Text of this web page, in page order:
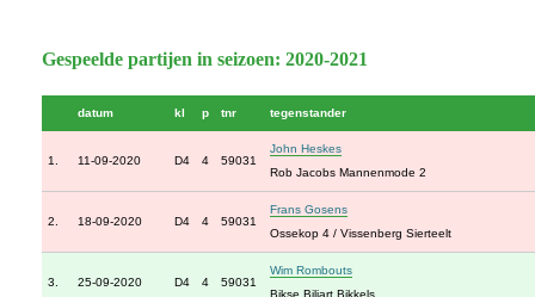
Gespeelde partijen in seizoen: 2020-2021
datum kl p tnr tegenstander
1. 11-09-2020 D4 4 59031
John Heskes
Rob Jacobs Mannenmode 2
2. 18-09-2020 D4 4 59031
Frans Gosens
Ossekop 4 / Vissenberg Sierteelt
3. 25-09-2020 D4 4 59031
Wim Rombouts
Bikse Biljart Bikkels